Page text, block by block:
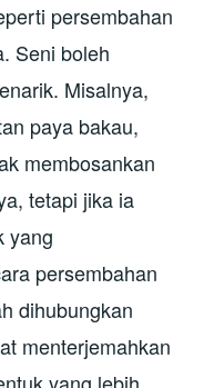
persembahan
Seni boleh
Misalnya,
paya bakau,
membosankan
tetapi jika ia
yang
persembahan
dihubungkan
menterjemahkan